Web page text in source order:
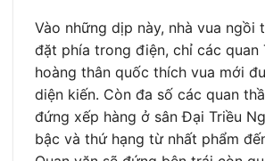
Vào những dịp này, nhà vua ngồi
đặt phía trong điện, chỉ các quan
hoàng thân quốc thích vua mới
diện kiến. Còn đa số các quan
đứng xếp hàng ở sân Đại Triều
bậc và thứ hạng từ nhất phẩm